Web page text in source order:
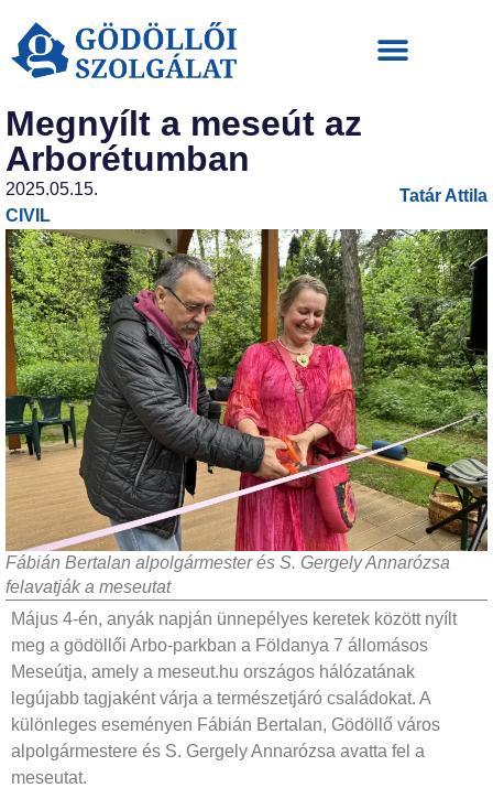
Megnyílt a meseút az
Arborétumban
2025.05.15.
CIVIL
Tatár Attila
Fábián Bertalan alpolgármester és S. Gergely Annarózsa
felavatják a meseutat
Május 4-én, anyák napján ünnepélyes keretek között nyílt
meg a gödöllői Arbo-parkban a Földanya 7 állomásos
Meseútja, amely a meseut.hu országos hálózatának
legújabb tagjaként várja a természetjáró családokat. A
különleges eseményen Fábián Bertalan, Gödöllő város
alpolgármestere és S. Gergely Annarózsa avatta fel a
meseutat.